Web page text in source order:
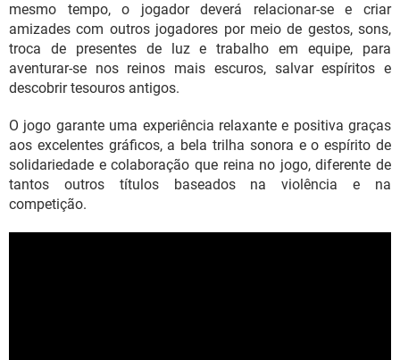
mesmo tempo, o jogador deverá relacionar-se e criar
amizades com outros jogadores por meio de gestos, sons,
troca de presentes de luz e trabalho em equipe, para
aventurar-se nos reinos mais escuros, salvar espíritos e
descobrir tesouros antigos.
O jogo garante uma experiência relaxante e positiva graças
aos excelentes gráficos, a bela trilha sonora e o espírito de
solidariedade e colaboração que reina no jogo, diferente de
tantos outros títulos baseados na violência e na
competição.